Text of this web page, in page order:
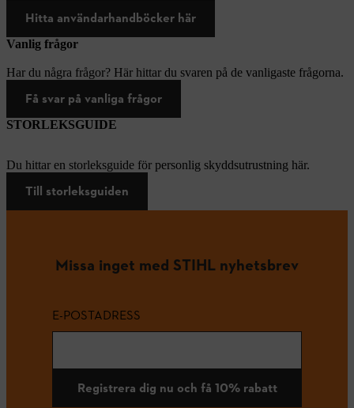
Hitta användarhandböcker här
Vanlig frågor
Har du några frågor? Här hittar du svaren på de vanligaste frågorna.
Få svar på vanliga frågor
STORLEKSGUIDE
Du hittar en storleksguide för personlig skyddsutrustning här.
Till storleksguiden
Missa inget med STIHL nyhetsbrev
E-POSTADRESS
Registrera dig nu och få 10% rabatt